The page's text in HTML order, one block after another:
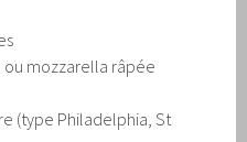
mozzarella râpée
(type Philadelphia, St